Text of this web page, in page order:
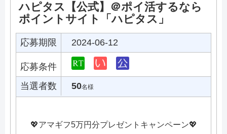
ハピタス【公式】＠ポイ活するなら
ポイントサイト「ハピタス」
応募期限 2024-06-12
応募条件
当選者数
50名様
💖アマギフ5万円分プレゼントキャンペーン💖